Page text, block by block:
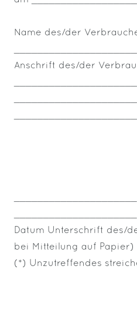
Name des/der
Anschrift des/der
Datum Unterschrift des/
bei Mitteilung auf Papier)
(*) Unzutreffendes